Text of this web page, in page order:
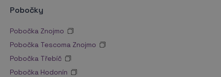
Pobočky
Pobočka Znojmo
Pobočka Tescoma Znojmo
Pobočka Třebíč
Pobočka Hodonín